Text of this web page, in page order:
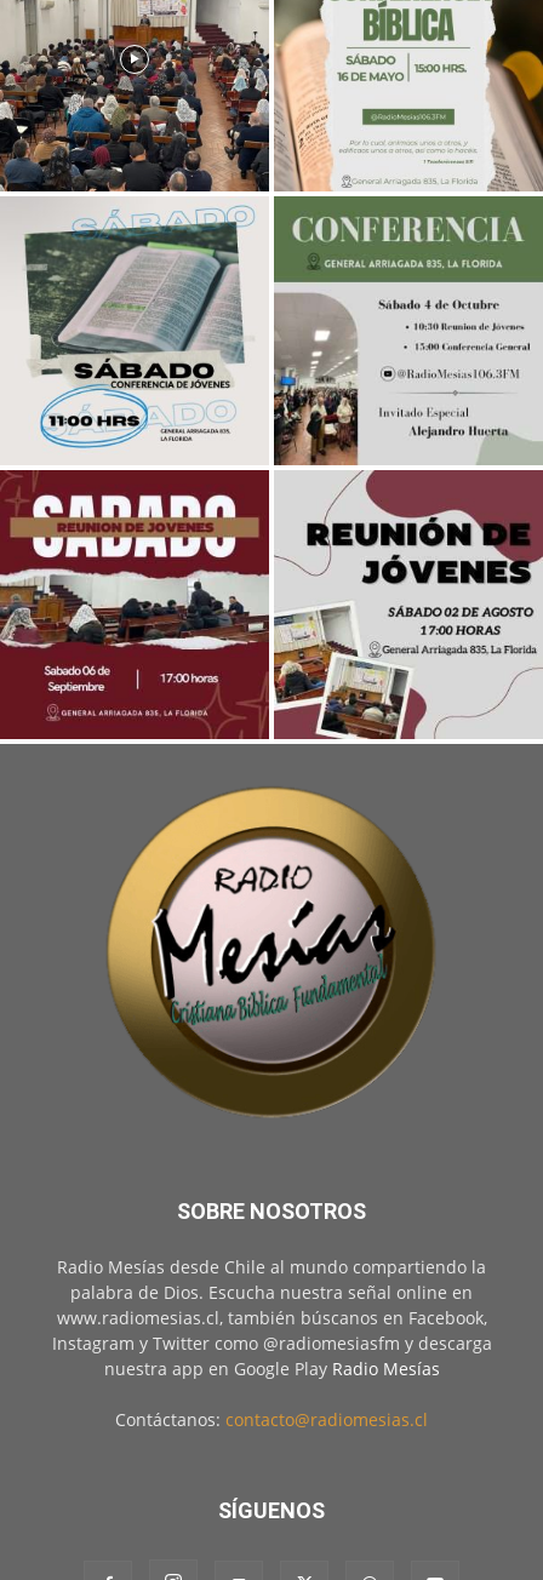
SOBRE NOSOTROS
Radio Mesías desde Chile al mundo compartiendo la
palabra de Dios. Escucha nuestra señal online en
www.radiomesias.cl, también búscanos en Facebook,
Instagram y Twitter como @radiomesiasfm y descarga
nuestra app en Google Play Radio Mesías
Contáctanos: contacto@radiomesias.cl
SÍGUENOS